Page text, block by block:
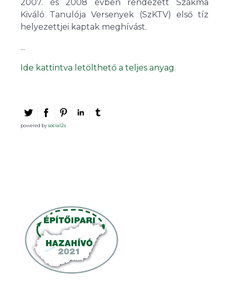
2007. és 2008 évben rendezett Szakma
Kiváló Tanulója Versenyek (SzKTV) első tíz
helyezettjei kaptak meghívást.
...
Ide kattintva letölthető a teljes anyag.
powered bysocial2s